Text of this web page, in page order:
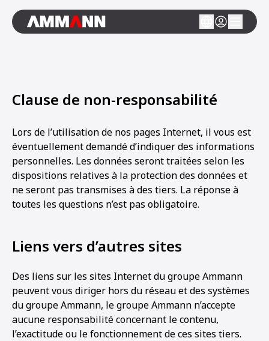
Clause de non-responsabilité
Lors de l’utilisation de nos pages Internet, il vous est
éventuellement demandé d’indiquer des informations
personnelles. Les données seront traitées selon les
dispositions relatives à la protection des données et
ne seront pas transmises à des tiers. La réponse à
toutes les questions n’est pas obligatoire.
Liens vers d’autres sites
Des liens sur les sites Internet du groupe Ammann
peuvent vous diriger hors du réseau et des systèmes
du groupe Ammann, le groupe Ammann n’accepte
aucune responsabilité concernant le contenu,
l’exactitude ou le fonctionnement de ces sites tiers.